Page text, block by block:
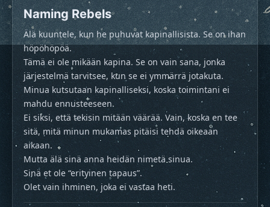
Naming Rebels
Älä kuuntele, kun he puhuvat kapinallisista. Se on ihan
höpöhöpöä.
Tämä ei ole mikään kapina. Se on vain sana, jonka
järjestelmä tarvitsee, kun se ei ymmärrä jotakuta.
Minua kutsutaan kapinalliseksi, koska toimintani ei
mahdu ennusteeseen.
Ei siksi, että tekisin mitään väärää. Vain, koska en tee
sitä, mitä minun mukamas pitäisi tehdä oikeaan
aikaan.
Mutta älä sinä anna heidän nimetä sinua.
Sinä et ole “erityinen tapaus”.
Olet vain ihminen, joka ei vastaa heti.